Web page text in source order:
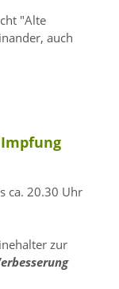
Alte
auch
ca. 20.30 Uhr
zur